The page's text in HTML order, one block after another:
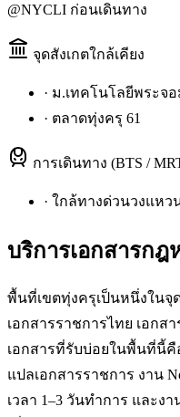
@NYCLI ก่อนเดินทาง
จุดสังเกตใกล้เคียง
· ม.เทคโนโลยีพระจ
· ตลาดทุ่งครุ 61
การเดินทาง (BTS /
· ใกล้ทางด่วนวงแหว
บริการเอกสารกฎ
พื้นที่เขตทุ่งครุเป็นหนึ่งในจุ
เอกสารราชการไทย เอกส
เอกสารที่รับบ่อยในพื้นที่นี้
แปลเอกสารราชการ งาน
เวลา 1–3 วันทำการ และง